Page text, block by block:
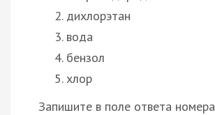
дихлорэтан
вода
бензол
хлор
Запишите в поле ответа номера